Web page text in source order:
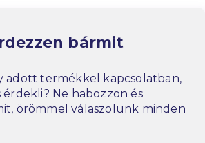
bármit
adott termékkel kapcsolatban,
érdekli? Ne habozzon és
örömmel válaszolunk minden